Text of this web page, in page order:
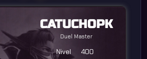
CATUCHOPK
Duel Master
Nivel
400